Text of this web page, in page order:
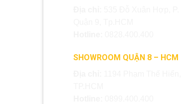
SHOWROOM QUẬN 8 – HCM